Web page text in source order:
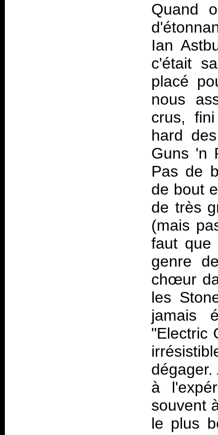
Quand
Ian
c'était
placé
nous
crus,
hard
Guns 'n
Pas de
de bout
de très
(mais
faut que
genre
chœur
les
jamais
"Electric
à
souvent
le plus